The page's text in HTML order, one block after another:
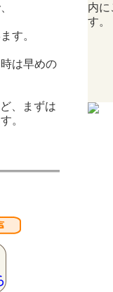
内に
す。
す。
は早めの
、まずは
。